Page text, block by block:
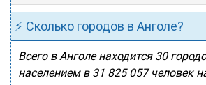
⚡ Сколько городов в Анголе?
Всего в Анголе находится 30
населением в 31 825 057 человек